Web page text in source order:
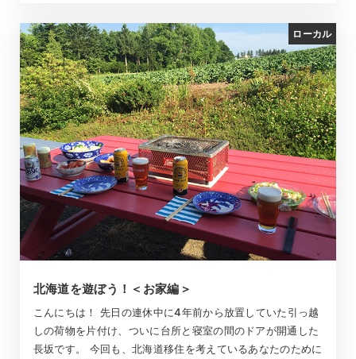
ローカル
北海道を遊ぼう！＜お家編＞
こんにちは！ 先日の連休中に4年前から放置していた引っ越
しの荷物を片付け、ついに台所と寝室の間のドアが開通した
長坂です。 今回も、北海道移住を考えているあなたのために